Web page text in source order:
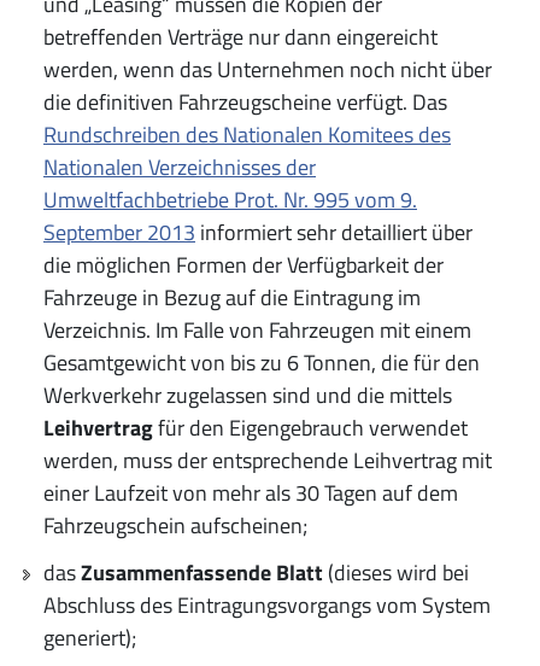
betreffenden Verträge nur dann eingereicht
werden, wenn das Unternehmen noch nicht über
die definitiven Fahrzeugscheine verfügt. Das
Rundschreiben des Nationalen Komitees des
Nationalen Verzeichnisses der
Umweltfachbetriebe Prot. Nr. 995 vom 9.
September 2013 informiert sehr detailliert über
die möglichen Formen der Verfügbarkeit der
Fahrzeuge in Bezug auf die Eintragung im
Verzeichnis. Im Falle von Fahrzeugen mit einem
Gesamtgewicht von bis zu 6 Tonnen, die für den
Werkverkehr zugelassen sind und die mittels
Leihvertragfür den Eigengebrauch verwendet
werden, muss der entsprechende Leihvertrag mit
einer Laufzeit von mehr als 30 Tagen auf dem
Fahrzeugschein aufscheinen;
dasZusammenfassende Blatt(dieses wird bei
Abschluss des Eintragungsvorgangs vom System
generiert);